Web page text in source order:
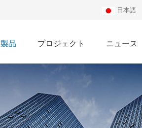
日本語
製品 プロジェクト ニュース